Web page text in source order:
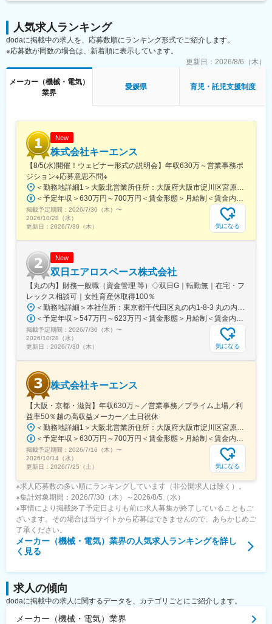
人気求人ランキング
dodaに掲載中の求人を、応募数順にランキング形式でご紹介します。
※応募数が同数の場合は、新着順に表示しています。
更新日： 2026/8/6（木）
メーカー（機械・電気）
業界
愛媛県 育児・託児支援制度
New
株式会社キーエンス
【8/5(水)開催！ウェビナー形式の説明会】年収630万～営業事務ポ
ジション※応募意思不問※
掲載予定期間： 2026/7/30（木） 〜
2026/10/28（水）
更新日： 2026/7/30（木） 気になる
New
双日エアロスペース株式会社
【丸の内】財務一般職（資金管理 等）◇双日G｜転勤無｜在宅・フ
レックス相談可｜女性育産休取得100％
掲載予定期間： 2026/7/30（木） 〜
2026/10/28（水）
更新日： 2026/7/30（木） 気になる
株式会社キーエンス
【大阪・京都・滋賀】年収630万～／営業事務／プライム上場／利
益率50％越の高収益メーカー／土日祝休
掲載予定期間： 2026/7/16（木） 〜
2026/10/14（水）
更新日： 2026/7/25（土） 気になる
※求人応募数の多い順にランキングしています（非公開求人は除く）。
※集計対象期間：2026/7/30（木）～2026/8/5（水）
※事情により掲載終了予定日よりも前に求人募集が終了していることもご
ざいます。その場合は当サイトから応募はできませんので、あらかじめご
了承ください。
メーカー（機械・電気）業界の人気求人ランキングを詳し
く見る
求人の傾向
dodaに掲載中の求人に関するデータを、カテゴリごとにご紹介します。
メーカー（機械・電気）業界